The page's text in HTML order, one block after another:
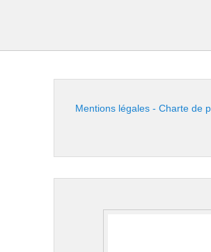
Mentions légales - Charte de